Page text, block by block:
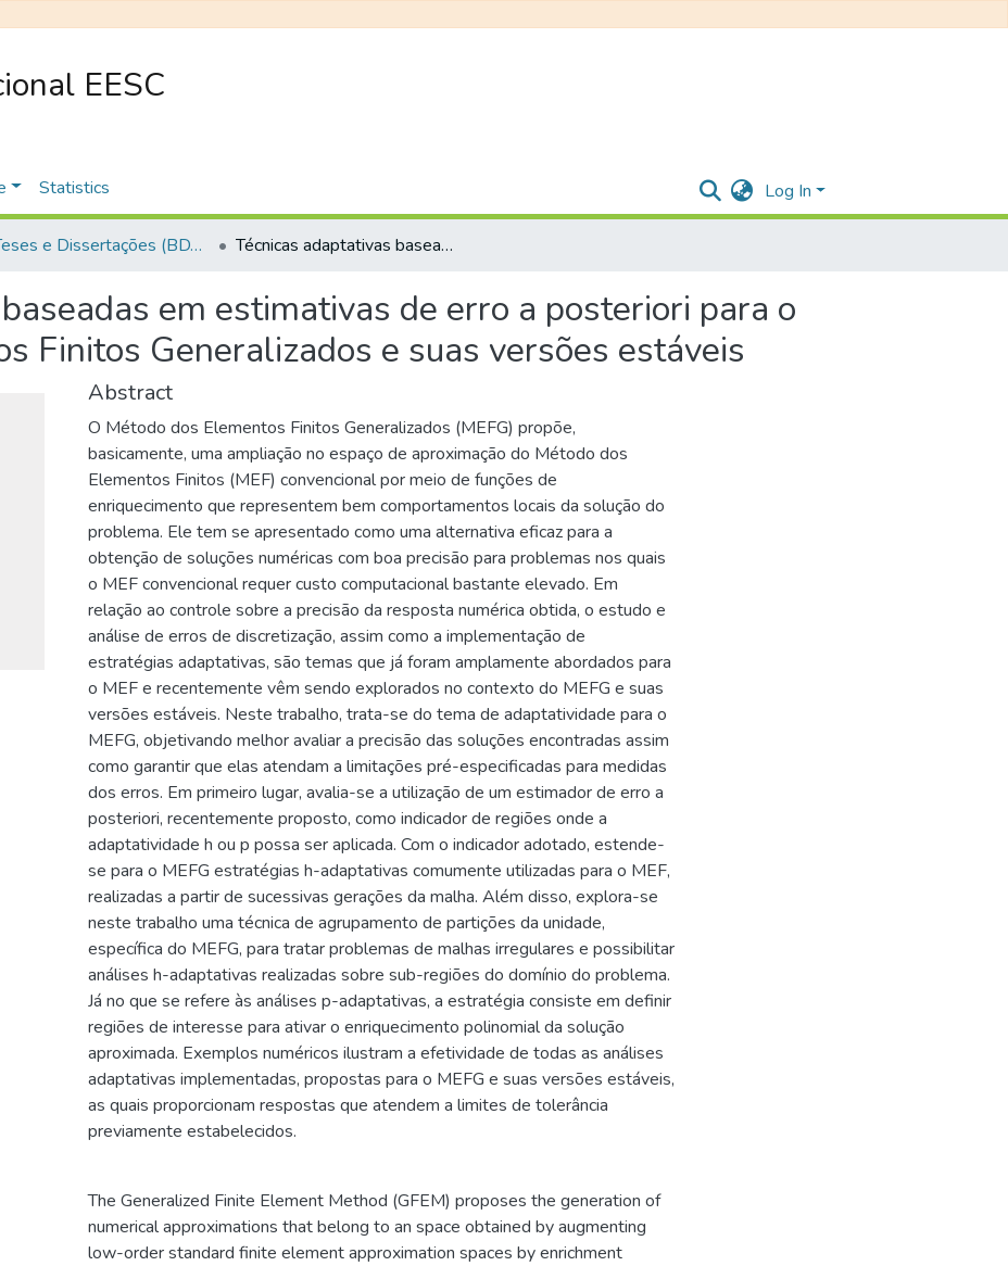
EESC
Statistics Log In
Teses e Dissertações (BDTD USP) Técnicas adaptativas baseadas em estimativas de erro a posteriori para o Método dos Elementos Finitos Generalizados e suas versões estáveis
em estimativas de erro a posteriori para o
Finitos Generalizados e suas versões estáveis
Abstract
O Método dos Elementos Finitos Generalizados (MEFG) propõe,
basicamente, uma ampliação no espaço de aproximação do Método dos
Elementos Finitos (MEF) convencional por meio de funções de
enriquecimento que representem bem comportamentos locais da solução do
problema. Ele tem se apresentado como uma alternativa eficaz para a
obtenção de soluções numéricas com boa precisão para problemas nos quais
o MEF convencional requer custo computacional bastante elevado. Em
relação ao controle sobre a precisão da resposta numérica obtida, o estudo e
análise de erros de discretização, assim como a implementação de
estratégias adaptativas, são temas que já foram amplamente abordados para
o MEF e recentemente vêm sendo explorados no contexto do MEFG e suas
versões estáveis. Neste trabalho, trata-se do tema de adaptatividade para o
MEFG, objetivando melhor avaliar a precisão das soluções encontradas assim
como garantir que elas atendam a limitações pré-especificadas para medidas
dos erros. Em primeiro lugar, avalia-se a utilização de um estimador de erro a
posteriori, recentemente proposto, como indicador de regiões onde a
adaptatividade h ou p possa ser aplicada. Com o indicador adotado, estende-
se para o MEFG estratégias h-adaptativas comumente utilizadas para o MEF,
realizadas a partir de sucessivas gerações da malha. Além disso, explora-se
neste trabalho uma técnica de agrupamento de partições da unidade,
específica do MEFG, para tratar problemas de malhas irregulares e possibilitar
análises h-adaptativas realizadas sobre sub-regiões do domínio do problema.
Já no que se refere às análises p-adaptativas, a estratégia consiste em definir
regiões de interesse para ativar o enriquecimento polinomial da solução
aproximada. Exemplos numéricos ilustram a efetividade de todas as análises
adaptativas implementadas, propostas para o MEFG e suas versões estáveis,
as quais proporcionam respostas que atendem a limites de tolerância
previamente estabelecidos.
The Generalized Finite Element Method (GFEM) proposes the generation of
numerical approximations that belong to an space obtained by augmenting
low-order standard finite element approximation spaces by enrichment